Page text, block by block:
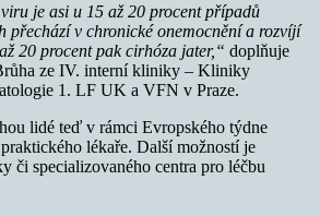
viru je asi u 15 až 20 procent případů
přechází v chronické onemocnění a rozvíjí
20 procent pak cirhóza jater,“ doplňuje
ze IV. interní kliniky – Kliniky
1. LF UK a VFN v Praze.
lidé teď v rámci Evropského týdne
lékaře. Další možností je
či specializovaného centra pro léčbu